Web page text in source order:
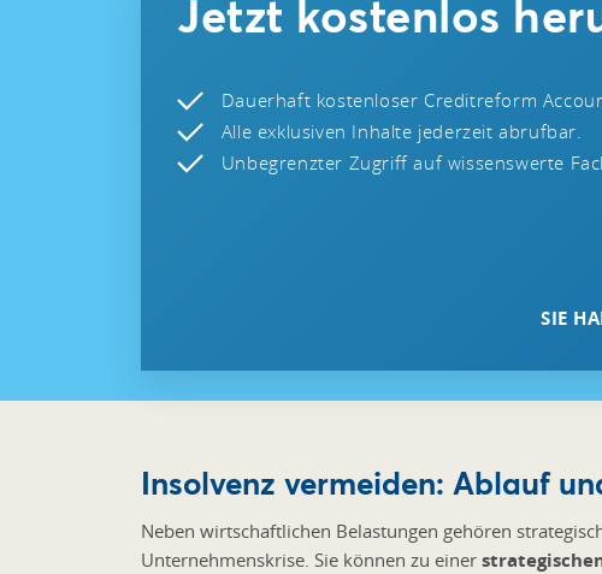
Jetzt kostenlos
Dauerhaft kostenloser Creditreform
Alle exklusiven Inhalte jederzeit abrufbar.
Unbegrenzter Zugriff auf wissenswerte
SIE
Insolvenz vermeiden: Ablauf
Neben wirtschaftlichen Belastungen gehören
Unternehmenskrise. Sie können zu einer